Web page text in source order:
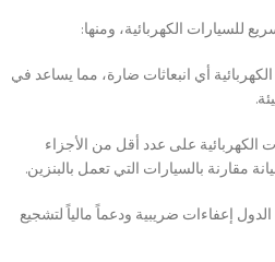
للسيارات الكهربائية، ومنها:
أي انبعاثات ضارة، مما يساعد في
الكهربائية على عدد أقل من الأجزاء
مقارنة بالسيارات التي تعمل بالبنزين.
إعفاءات ضريبية ودعماً مالياً لتشجيع